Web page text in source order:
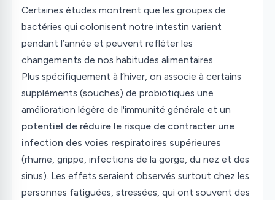
Certaines études montrent que les groupes de
bactéries qui colonisent notre intestin varient
pendant l’année et peuvent refléter les
changements de nos habitudes alimentaires.
Plus spécifiquement à l’hiver, on associe à certains
suppléments (souches) de probiotiques une
amélioration légère de l'immunité générale et un
potentiel de réduire le risque de contracter une
infection des voies respiratoires supérieures
(rhume, grippe, infections de la gorge, du nez et des
sinus). Les effets seraient observés surtout chez les
personnes fatiguées, stressées, qui ont souvent des